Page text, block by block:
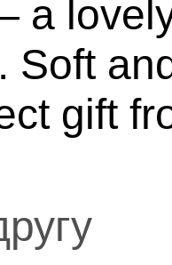
a
Soft
gift